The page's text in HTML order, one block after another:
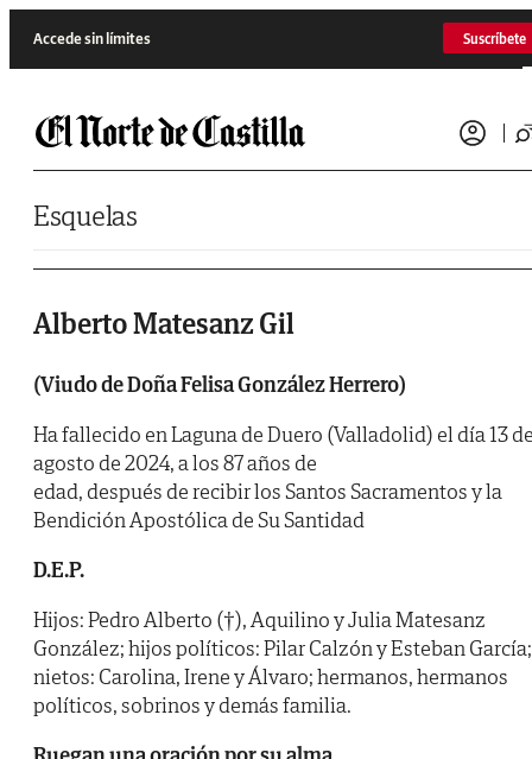
Accede sin límites Suscríbete
Esquelas
Alberto Matesanz Gil
(Viudo de Doña Felisa González Herrero)
Ha fallecido en Laguna de Duero (Valladolid) el día 13
agosto de 2024, a los 87 años de
edad, después de recibir los Santos Sacramentos y la
Bendición Apostólica de Su Santidad
D.E.P.
Hijos: Pedro Alberto (†), Aquilino y Julia Matesanz
González; hijos políticos: Pilar Calzón y Esteban García;
nietos: Carolina, Irene y Álvaro; hermanos, hermanos
políticos, sobrinos y demás familia.